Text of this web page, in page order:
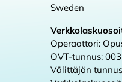
Sweden
Operaattori:
OVT-tunnus:
Välittäjän